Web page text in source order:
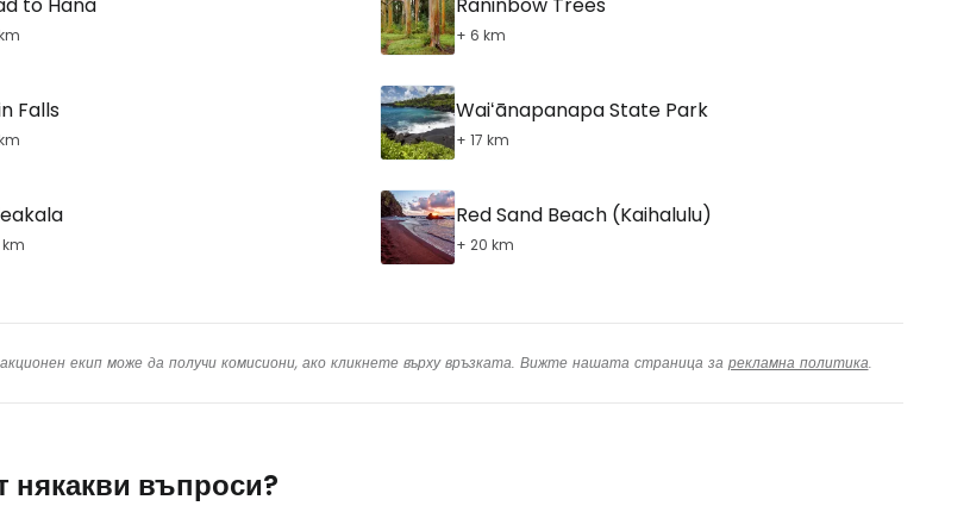
+ 6 km
Falls Waiʻānapanapa State Park
+ 17 km
km
Red Sand Beach (Kaihalulu)
+ 20 km
екип може да получи комисиони, ако кликнете върху връзката. Вижте нашата страница за рекламна политика.
някакви въпроси?